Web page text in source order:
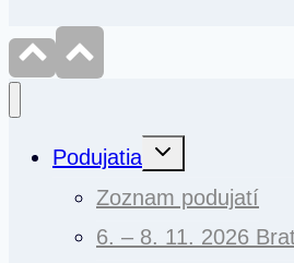
Podujatia
Toggle
child
Zoznam podujatí
6. – 8. 11. 2026